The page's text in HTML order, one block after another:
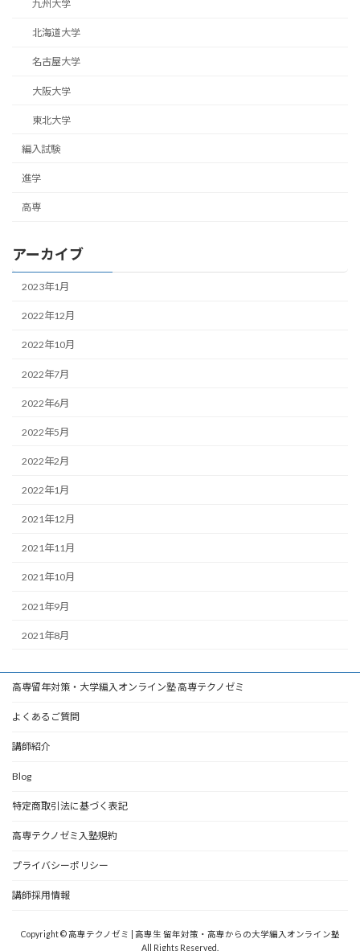
九州大学
北海道大学
名古屋大学
大阪大学
東北大学
編入試験
進学
高専
アーカイブ
2023年1月
2022年12月
2022年10月
2022年7月
2022年6月
2022年5月
2022年2月
2022年1月
2021年12月
2021年11月
2021年10月
2021年9月
2021年8月
高専留年対策・大学編入オンライン塾 高専テクノゼミ
よくあるご質問
講師紹介
Blog
特定商取引法に基づく表記
高専テクノゼミ入塾規約
プライバシーポリシー
講師採用情報
Copyright © 高専テクノゼミ | 高専生 留年対策・高専からの大学編入オンライン塾
All Rights Reserved.